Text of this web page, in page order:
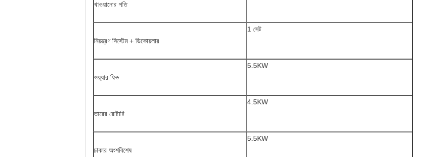
খাওয়ানোর গতি
নিয়ন্ত্রণ সিস্টেম + ডিকোয়লার
1 সেট
ওয়্যার ফিড
5.5KW
তারের রোটারি
4.5KW
চাকার অংশবিশেষ
5.5KW